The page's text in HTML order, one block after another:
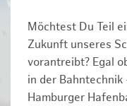
Möchtest Du Teil
Zukunft unseres
vorantreibt? Egal
in der
Hamburger